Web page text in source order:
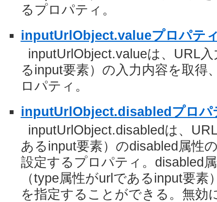
るプロパティ。
inputUrlObject.valueプロパテ
inputUrlObject.valueは、URL
るinput要素）の入力内容を取得
ロパティ。
inputUrlObject.disabledプロパ
inputUrlObject.disabledは、
あるinput要素）のdisabled属性
設定するプロパティ。disabled
（type属性がurlであるinput要
を指定することができる。無効